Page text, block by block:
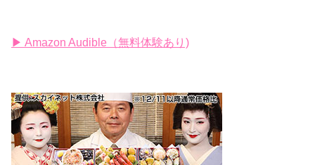
▶ Amazon Audible（無料体験あり)